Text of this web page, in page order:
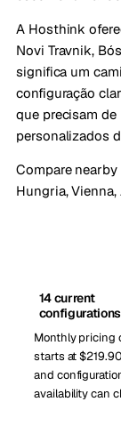
A Hosthink
Novi Travnik,
significa um
configuração
que precisam de
personalizados
Compare
Hungria,
14 current
configurations
Monthly pricing
starts at
and
availability can